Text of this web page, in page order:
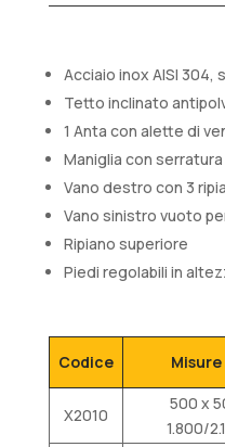
Acciaio inox AISI 304,
Tetto inclinato
1 Anta con alette di
Maniglia con serratura
Vano destro con 3
Vano sinistro vuoto
Ripiano superiore
Piedi regolabili in
Codice Misure
X2010
500 x
1.800/